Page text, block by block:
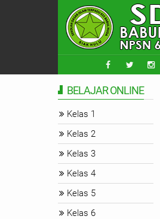
BELAJAR ONLINE
Kelas 1
Kelas 2
Kelas 3
Kelas 4
Kelas 5
Kelas 6